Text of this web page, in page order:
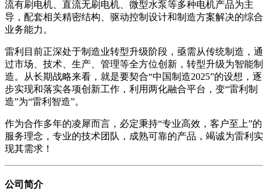
流有刷电机、直流无刷电机、微型水泵等多种电机产品为主
导，配套相关精密结构、驱动控制设计和制造方案解决的综合
业务能力。
雷利目前正深处于制造业转型升级阶段，亟需从传统制造，通
过市场、技术、生产、管理等全方位创新，转型升级为智能制
造。从长期战略来看，就是要契合“中国制造2025”的设想，逐
步实现和落实各项创新工作，利用两化融合平台，变“雷利制
造”为“雷利智造”。
作为合作多年的凌犀而言，必定秉持“专业高效，客户至上”的
服务理念，专业的技术团队，成熟可靠的产品，竭诚为雷利实
现其需求！
公司简介